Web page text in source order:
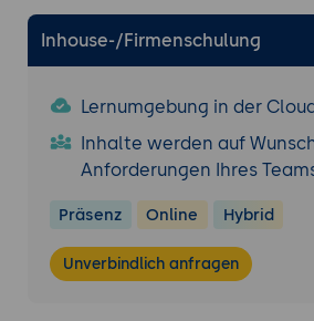
Inhouse-/Firmenschulung
Lernumgebung in der
Inhalte werden auf
Anforderungen Ihres
Präsenz Online Hybrid
Unverbindlich anfragen